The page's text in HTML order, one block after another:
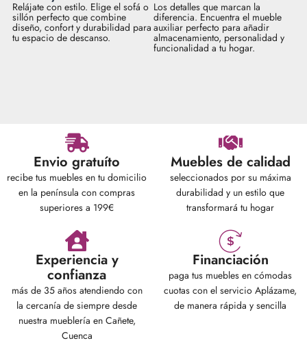
Relájate con estilo. Elige el sofá o
sillón perfecto que combine
diseño, confort y durabilidad para
tu espacio de descanso.
Los detalles que marcan la
diferencia. Encuentra el mueble
auxiliar perfecto para añadir
almacenamiento, personalidad y
funcionalidad a tu hogar.
Envio gratuíto
recibe tus muebles en tu domicilio
en la península con compras
superiores a 199€
Muebles de calidad
seleccionados por su máxima
durabilidad y un estilo que
transformará tu hogar
Experiencia y
confianza
más de 35 años atendiendo con
la cercanía de siempre desde
nuestra mueblería en Cañete,
Cuenca
Financiación
paga tus muebles en cómodas
cuotas con el servicio Aplázame,
de manera rápida y sencilla